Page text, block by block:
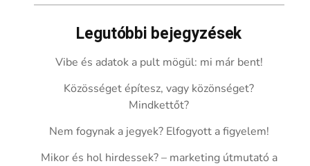
Legutóbbi bejegyzések
Vibe és adatok a pult mögül: mi már bent!
Közösséget építesz, vagy közönséget?
Mindkettőt?
Nem fogynak a jegyek? Elfogyott a figyelem!
Mikor és hol hirdessek? – marketing útmutató a